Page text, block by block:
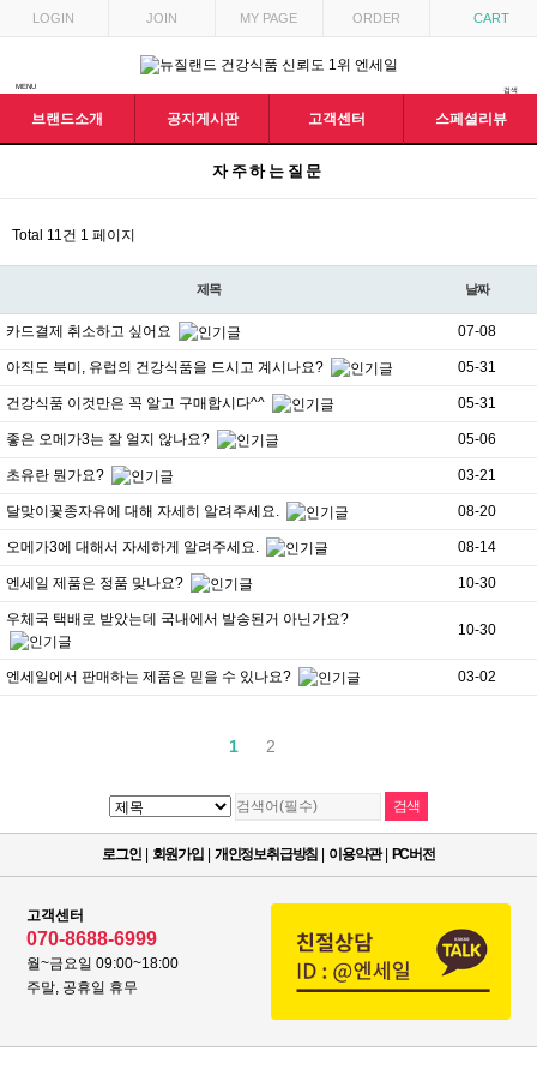
LOGIN JOIN MY PAGE ORDER CART
MENU 검색
브랜드소개 공지게시판 고객센터 스페셜리뷰
자주하는질문
Total 11건 1 페이지
제목 날짜
카드결제 취소하고 싶어요 07-08
아직도 북미, 유럽의 건강식품을 드시고 계시나요? 05-31
건강식품 이것만은 꼭 알고 구매합시다^^ 05-31
좋은 오메가3는 잘 얼지 않나요? 05-06
초유란 뭔가요? 03-21
달맞이꽃종자유에 대해 자세히 알려주세요. 08-20
오메가3에 대해서 자세하게 알려주세요. 08-14
엔세일 제품은 정품 맞나요? 10-30
우체국 택배로 받았는데 국내에서 발송된거 아닌가요?
10-30
엔세일에서 판매하는 제품은 믿을 수 있나요? 03-02
1 2
로그인| 회원가입 개인정보취급방침 이용약관| PC버전
고객센터
070-8688-6999
월~금요일 09:00~18:00
주말, 공휴일 휴무